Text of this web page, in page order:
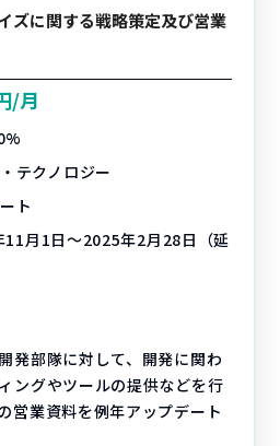
ズに関する戦略策定及び営業
/月
テクノロジー
ト
11月1日～2025年2月28日（延
発部隊に対して、開発に関わ
ングやツールの提供などを行
営業資料を例年アップデート